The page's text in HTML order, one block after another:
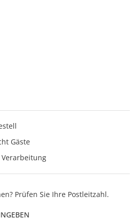
Gäste
Prüfen Sie Ihre Postleitzahl.